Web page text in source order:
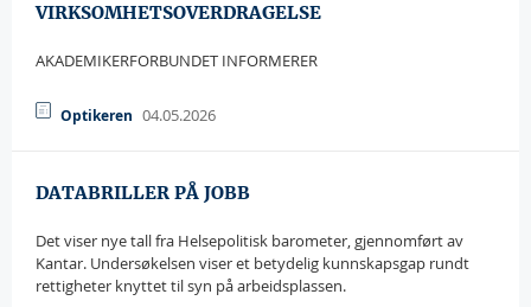
VIRKSOMHETSOVERDRAGELSE
AKADEMIKERFORBUNDET INFORMERER
Optikeren 04.05.2026
DATABRILLER PÅ JOBB
Det viser nye tall fra Helsepolitisk barometer, gjennomført av
Kantar. Undersøkelsen viser et betydelig kunnskapsgap rundt
rettigheter knyttet til syn på arbeidsplassen.